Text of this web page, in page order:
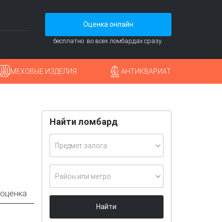
Оценка онлайн
бесплатно. во всех ломбардах сразу.
МЕХОВЫЕ ИЗДЕЛИЯ АНТИКВАРИАТ
Найти ломбард
Предмет залога
Район или метро
Найти